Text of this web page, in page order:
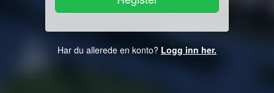
Har du allerede en konto? Logg inn her.